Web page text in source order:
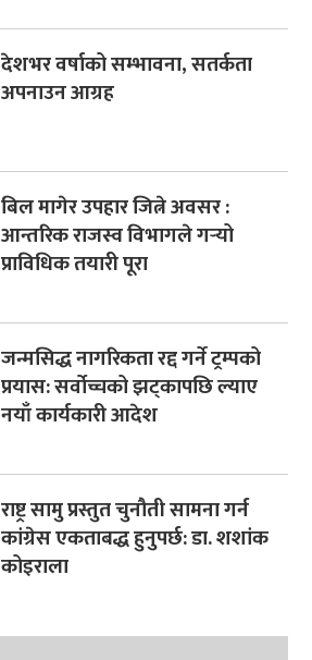
देशभर वर्षाको सम्भावना, सतर्कता
अपनाउन आग्रह
बिल मागेर उपहार जित्ने अवसर :
आन्तरिक राजस्व विभागले गर्‍यो
प्राविधिक तयारी पूरा
जन्मसिद्ध नागरिकता रद्द गर्ने ट्रम्पको
प्रयास: सर्वोच्चको झट्कापछि ल्याए
नयाँ कार्यकारी आदेश
राष्ट्र सामु प्रस्तुत चुनौती सामना गर्न
कांग्रेस एकताबद्ध हुनुपर्छ: डा. शशांक
कोइराला